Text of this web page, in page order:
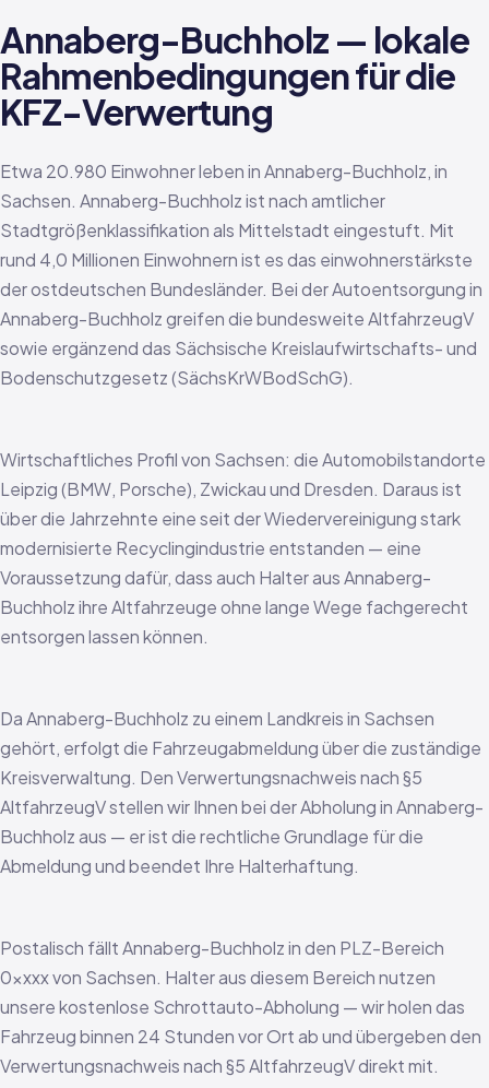
Annaberg-Buchholz — lokale
Rahmenbedingungen für die
KFZ-Verwertung
Etwa 20.980 Einwohner leben in Annaberg-Buchholz, in
Sachsen. Annaberg-Buchholz ist nach amtlicher
Stadtgrößenklassifikation als Mittelstadt eingestuft. Mit
rund 4,0 Millionen Einwohnern ist es das einwohnerstärkste
der ostdeutschen Bundesländer. Bei der Autoentsorgung in
Annaberg-Buchholz greifen die bundesweite AltfahrzeugV
sowie ergänzend das Sächsische Kreislaufwirtschafts- und
Bodenschutzgesetz (SächsKrWBodSchG).
Wirtschaftliches Profil von Sachsen: die Automobilstandorte
Leipzig (BMW, Porsche), Zwickau und Dresden. Daraus ist
über die Jahrzehnte eine seit der Wiedervereinigung stark
modernisierte Recyclingindustrie entstanden — eine
Voraussetzung dafür, dass auch Halter aus Annaberg-
Buchholz ihre Altfahrzeuge ohne lange Wege fachgerecht
entsorgen lassen können.
Da Annaberg-Buchholz zu einem Landkreis in Sachsen
gehört, erfolgt die Fahrzeugabmeldung über die zuständige
Kreisverwaltung. Den Verwertungsnachweis nach §5
AltfahrzeugV stellen wir Ihnen bei der Abholung in Annaberg-
Buchholz aus — er ist die rechtliche Grundlage für die
Abmeldung und beendet Ihre Halterhaftung.
Postalisch fällt Annaberg-Buchholz in den PLZ-Bereich
0xxxx von Sachsen. Halter aus diesem Bereich nutzen
unsere kostenlose Schrottauto-Abholung — wir holen das
Fahrzeug binnen 24 Stunden vor Ort ab und übergeben den
Verwertungsnachweis nach §5 AltfahrzeugV direkt mit.